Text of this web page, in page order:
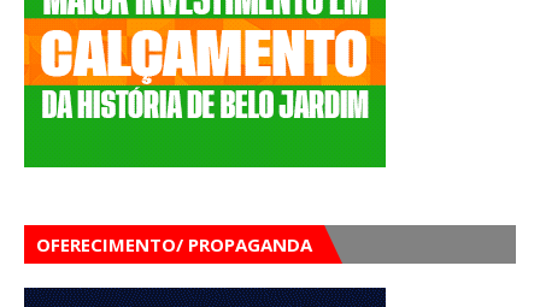
OFERECIMENTO/ PROPAGANDA